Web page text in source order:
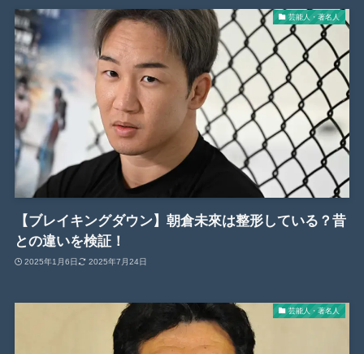
芸能人・著名人
【ブレイキングダウン】朝倉未來は整形している？昔
との違いを検証！
2025年1月6日 2025年7月24日
芸能人・著名人